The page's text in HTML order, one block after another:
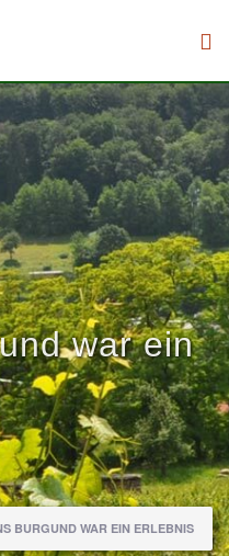
war ein
BURGUND WAR EIN ERLEBNIS